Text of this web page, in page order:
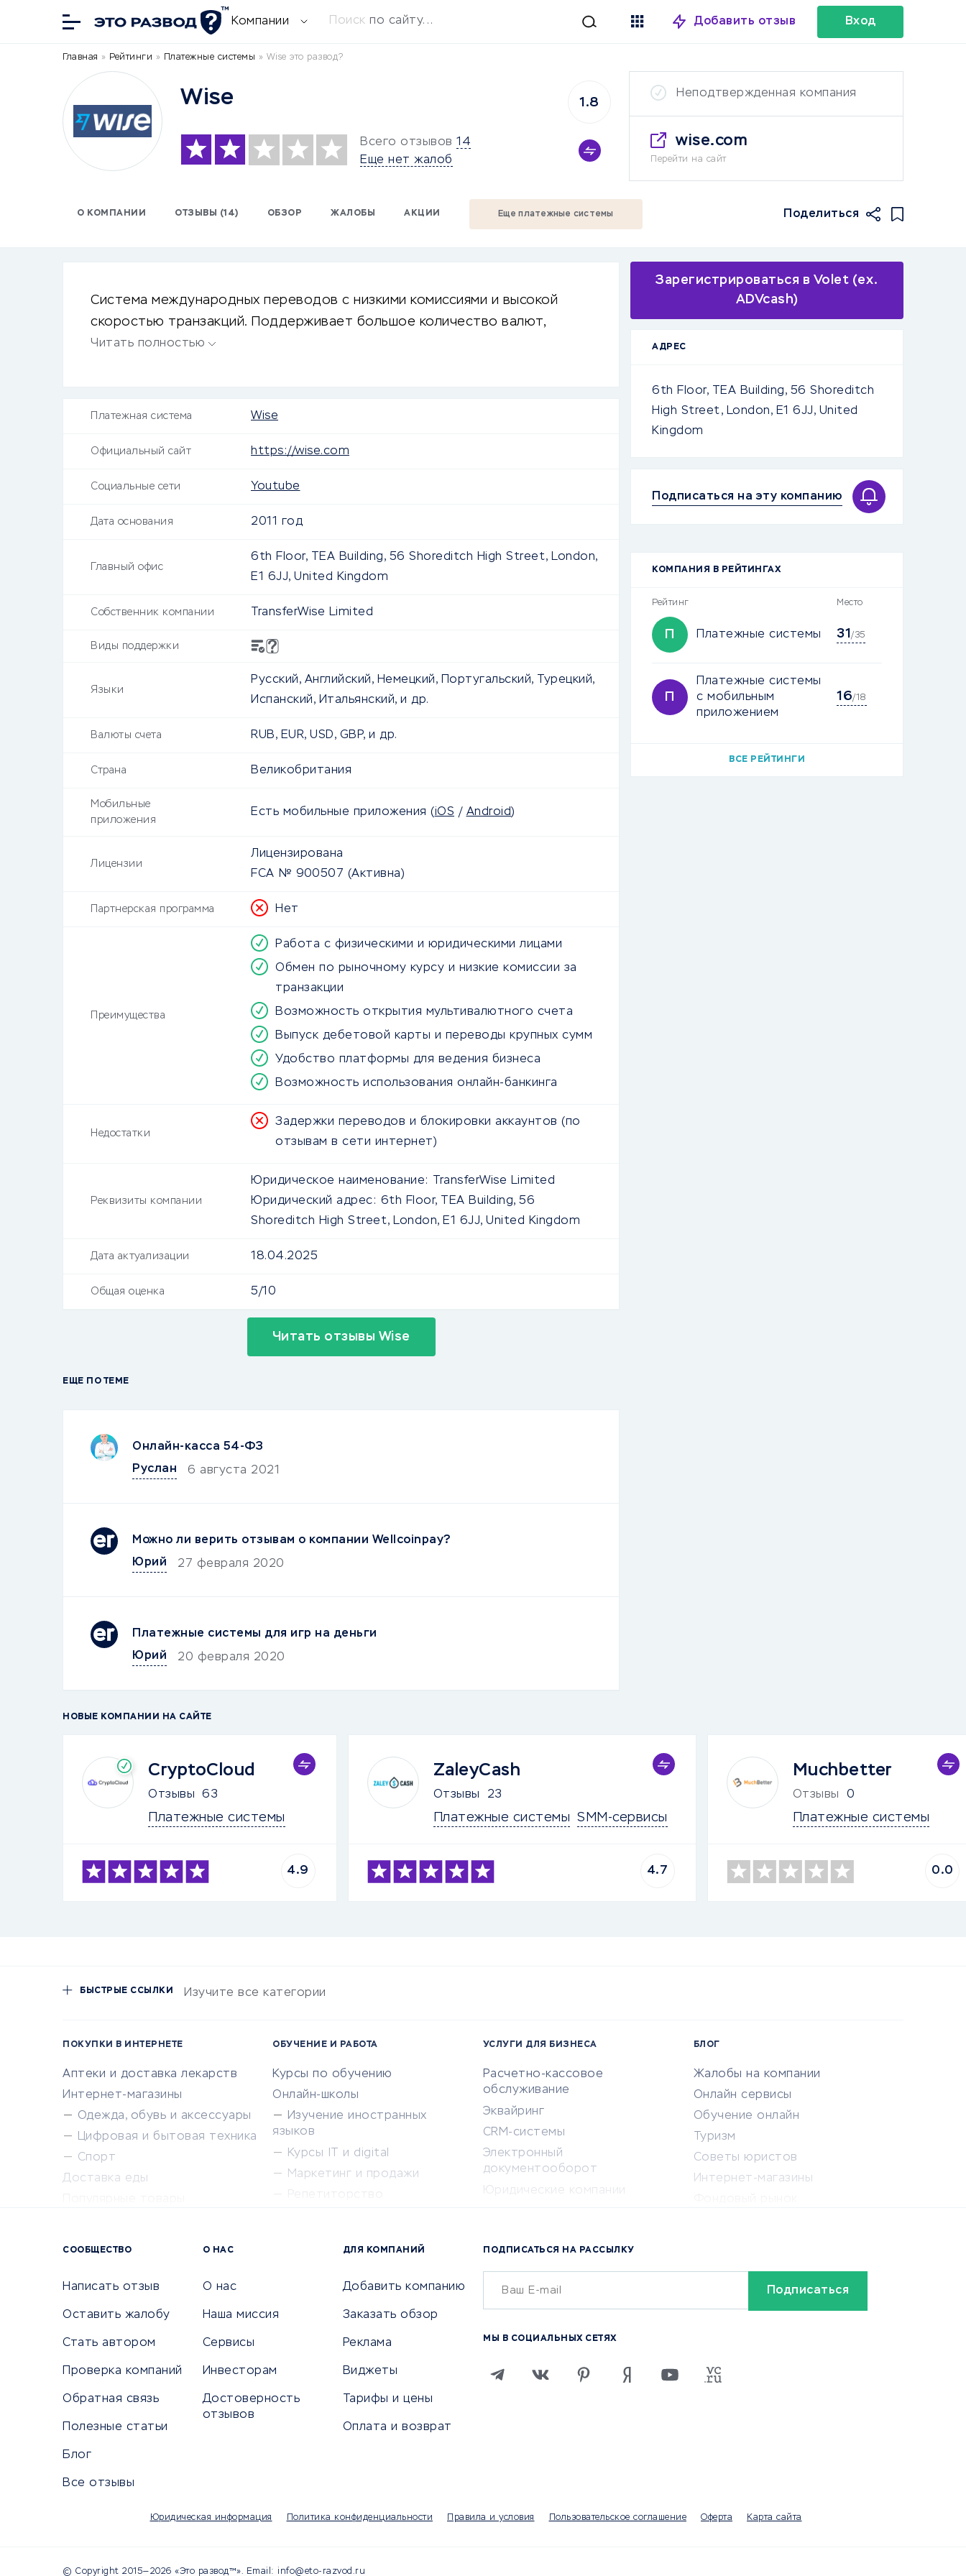
Компании Поиск по сайту... Добавить отзыв Вход
Главная » Рейтинги » Платежные системы » Wise это развод?
Wise
Всего отзывов 14
Еще нет жалоб
1.8
Неподтвержденная компания
wise.com
Перейти на сайт
О КОМПАНИИ ОТЗЫВЫ (14) ОБЗОР ЖАЛОБЫ АКЦИИ Еще платежные системы Поделиться
Система международных переводов с низкими комиссиями и высокой
скоростью транзакций. Поддерживает большое количество валют,
включая рубли, евро и доллары.
Читать полностью
Платежная система Wise
Официальный сайт https://wise.com
Социальные сети Youtube
Дата основания 2011 год
Главный офис
6th Floor, TEA Building, 56 Shoreditch High Street, London,
E1 6JJ, United Kingdom
Собственник компании TransferWise Limited
Виды поддержки
Языки
Русский, Английский, Немецкий, Португальский, Турецкий,
Испанский, Итальянский, и др.
Валюты счета RUB, EUR, USD, GBP, и др.
Страна Великобритания
Мобильные
приложения
Есть мобильные приложения (iOS / Android)
Лицензии
Лицензирована
FCA № 900507 (Активна)
Партнерская программа Нет
Преимущества
Работа с физическими и юридическими лицами
Обмен по рыночному курсу и низкие комиссии за
транзакции
Возможность открытия мультивалютного счета
Выпуск дебетовой карты и переводы крупных сумм
Удобство платформы для ведения бизнеса
Возможность использования онлайн-банкинга
Недостатки
Задержки переводов и блокировки аккаунтов (по
отзывам в сети интернет)
Реквизиты компании
Юридическое наименование:
TransferWise Limited
Юридический адрес: 6th Floor, TEA Building, 56
Shoreditch High Street, London, E1 6JJ, United Kingdom
Дата актуализации 18.04.2025
Общая оценка 5/10
Читать отзывы Wise
ЕЩЕ ПО ТЕМЕ
Онлайн-касса 54-ФЗ
Руслан
6 августа 2021
Можно ли верить отзывам о компании Wellcoinpay?
Юрий
27 февраля 2020
Платежные системы для игр на деньги
Юрий
20 февраля 2020
Зарегистрироваться в Volet (ex.
ADVcash)
АДРЕС
6th Floor, TEA Building, 56 Shoreditch
High Street, London, E1 6JJ, United
Kingdom
Подписаться на эту компанию
КОМПАНИЯ В РЕЙТИНГАХ
Рейтинг Место
П Платежные системы 31 /35
П
Платежные системы
с мобильным
приложением
16/18
ВСЕ РЕЙТИНГИ
НОВЫЕ КОМПАНИИ НА САЙТЕ
CryptoCloud
Отзывы 63
Платежные системы
4.9
ZaleyCash
Отзывы 23
Платежные системы SMM-сервисы
4.7
Muchbetter
Отзывы 0
Платежные системы
0.0
БЫСТРЫЕ ССЫЛКИ Изучите все категории
ПОКУПКИ В ИНТЕРНЕТЕ
Аптеки и доставка лекарств
Интернет-магазины
Одежда, обувь и аксессуары
Цифровая и бытовая техника
Спорт
Доставка еды
ОБУЧЕНИЕ И РАБОТА
Курсы по обучению
Онлайн-школы
Изучение иностранных
языков
Курсы IT и digital
Маркетинг и продажи
Сетевой маркетинг
УСЛУГИ ДЛЯ БИЗНЕСА
Расчетно-кассовое
обслуживание
Эквайринг
CRM-системы
Электронный
документооборот
Юридические компании
Бухгалтерия онлайн
Онлайн-кассы
SERM
Кредитные карты
Дебетовые карты
Микрофинансовые организации
Улучшение кредитной истории
Покупка билетов
Бронирование отелей
Регистраторы доменов
БЛОГ
Жалобы на компании
Онлайн сервисы
Обучение онлайн
Туризм
Советы юристов
Интернет-магазины
Бонусы и акции
СООБЩЕСТВО
Написать отзыв
Оставить жалобу
Стать автором
Проверка компаний
Обратная связь
Полезные статьи
Блог
Все отзывы
О НАС
О нас
Наша миссия
Сервисы
Инвесторам
Достоверность
отзывов
ДЛЯ КОМПАНИЙ
Добавить компанию
Заказать обзор
Реклама
Виджеты
Тарифы и цены
Оплата и возврат
ПОДПИСАТЬСЯ НА РАССЫЛКУ
МЫ В СОЦИАЛЬНЫХ СЕТЯХ
Юридическая информация Политика конфиденциальности Правила и условия Пользовательское соглашение Оферта Карта сайта
© Copyright 2015—2026 «Это развод™». Email: info@eto-razvod.ru